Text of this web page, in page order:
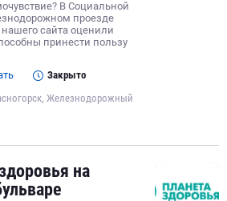
В Социальной
проезде
сайта оценили
принести пользу
Закрыто
Железнодорожный
на